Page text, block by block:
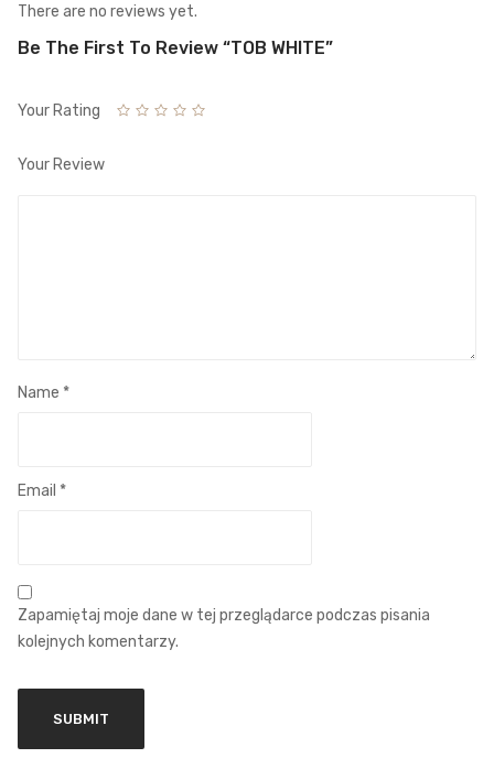
There are no reviews yet.
Be The First To Review “TOB WHITE”
Your Rating
Your Review
Name *
Email *
Zapamiętaj moje dane w tej przeglądarce podczas pisania
kolejnych komentarzy.